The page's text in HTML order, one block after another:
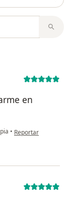
en
• en opinión del
Reportar